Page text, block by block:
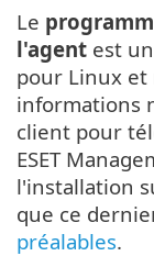
Le
l'agent est
pour Linux et
informations
client pour
ESET
l'installation
que ce
préalables.